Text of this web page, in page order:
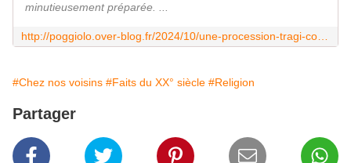
minutieusement préparée. ...
#Chez nos voisins #Faits du XX° siècle #Religion
Partager